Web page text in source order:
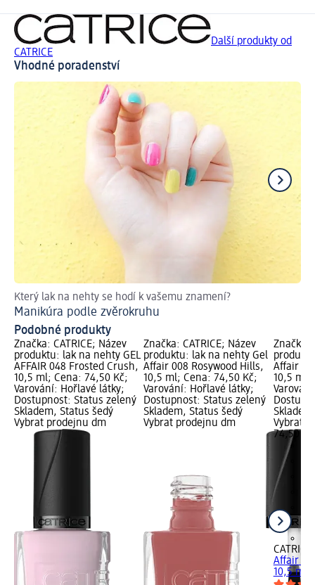
Další produkty od
CATRICE
Vhodné poradenství
Který lak na nehty se hodí k vašemu znamení?
Manikúra podle zvěrokruhu
Podobné produkty
Značka: CATRICE; Název
produktu: lak na nehty GEL
AFFAIR 048 Frosted Crush,
10,5 ml; Cena: 74,50 Kč;
Varování: Hořlavé látky;
Dostupnost: Status zelený
Skladem, Status šedý
Vybrat prodejnu dm
Značka: CATRICE; Název
produktu: lak na nehty Gel
Affair 008 Rosywood Hills,
10,5 ml; Cena: 74,50 Kč;
Varování: Hořlavé látky;
Dostupnost: Status zelený
Skladem, Status šedý
Vybrat prodejnu dm
Značka:
Affair
10,5 ml;
Vybrat
74,50 Kč
CATRICE
Affair
10,5 ml